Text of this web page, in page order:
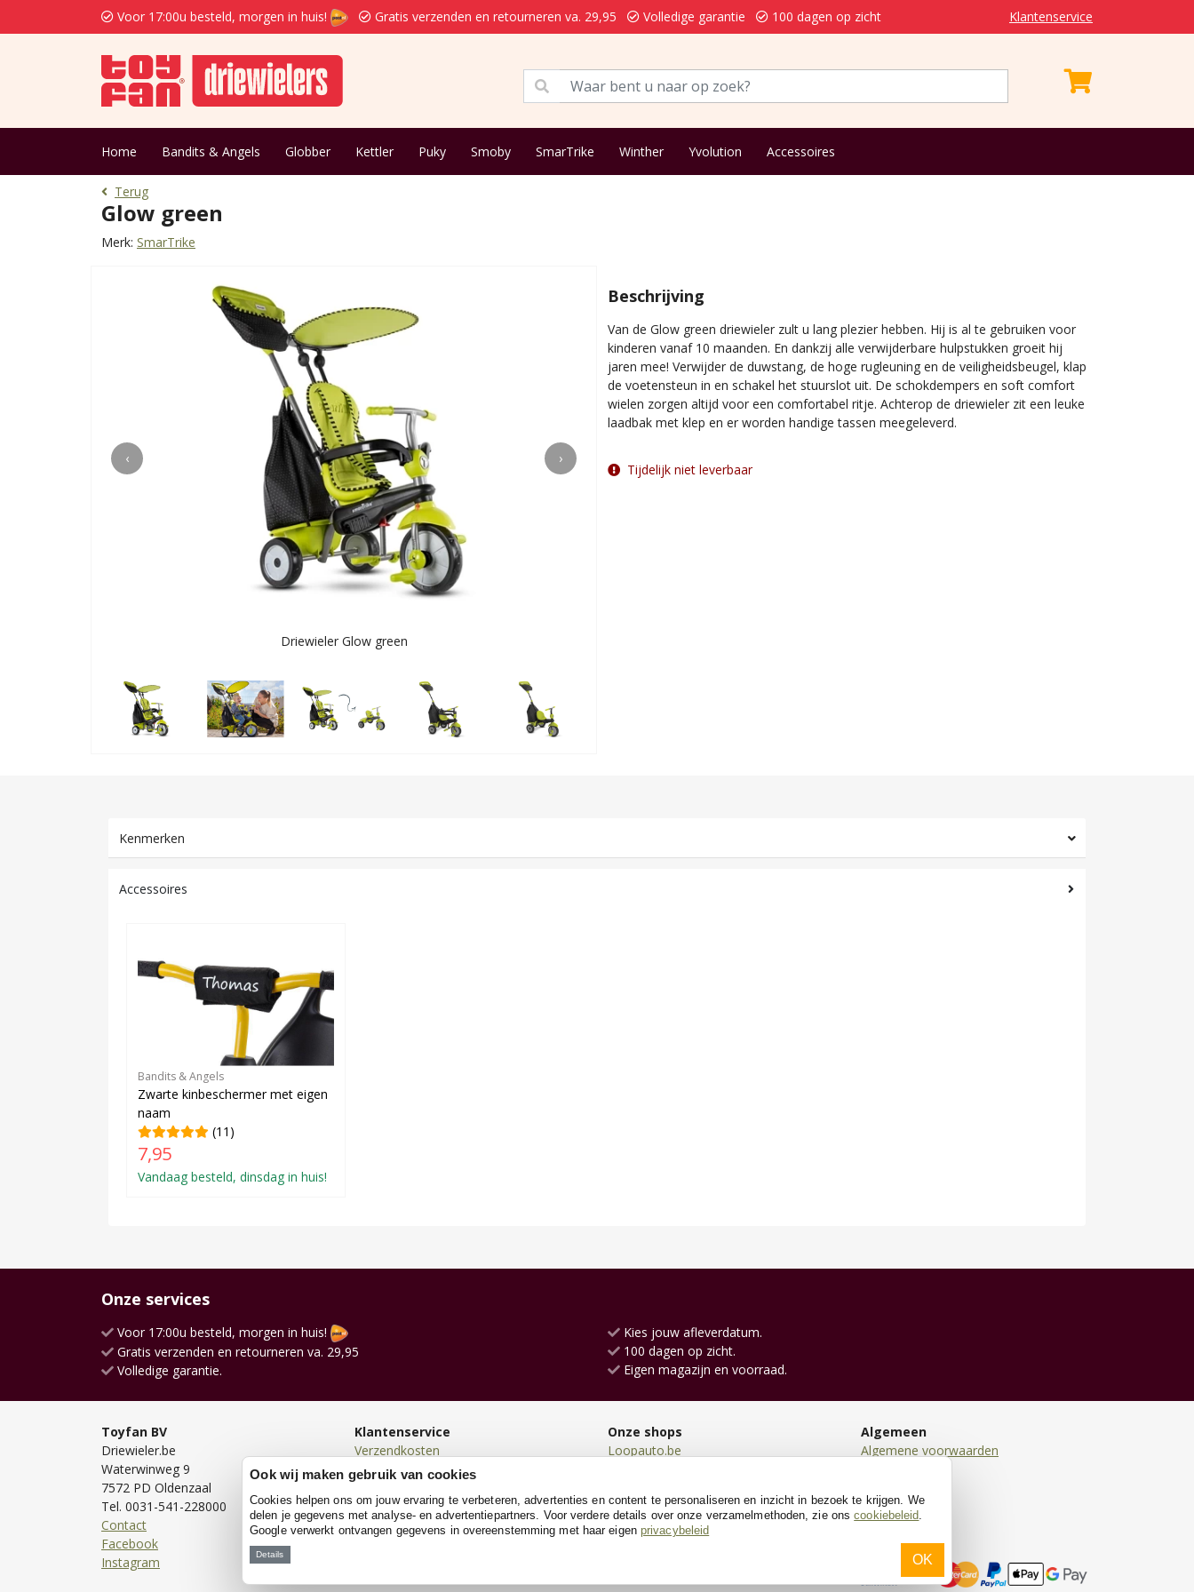
Voor 17:00u besteld, morgen in huis! Gratis verzenden en retourneren va. 29,95 Volledige garantie 100 dagen op zicht Klantenservice
Home Bandits & Angels Globber Kettler Puky Smoby SmarTrike Winther Yvolution Accessoires
Terug
Glow green
Merk: SmarTrike
‹ ›
Driewieler Glow green
Beschrijving
Van de Glow green driewieler zult u lang plezier hebben. Hij is al te gebruiken voor
kinderen vanaf 10 maanden. En dankzij alle verwijderbare hulpstukken groeit hij
jaren mee! Verwijder de duwstang, de hoge rugleuning en de veiligheidsbeugel, klap
de voetensteun in en schakel het stuurslot uit. De schokdempers en soft comfort
wielen zorgen altijd voor een comfortabel ritje. Achterop de driewieler zit een leuke
laadbak met klep en er worden handige tassen meegeleverd.
Tijdelijk niet leverbaar
Kenmerken
Accessoires
Bandits & Angels
Zwarte kinbeschermer met eigen
naam
(11)
7,95
Vandaag besteld, dinsdag in huis!
Onze services
Voor 17:00u besteld, morgen in huis!
Gratis verzenden en retourneren va. 29,95
Volledige garantie.
Kies jouw afleverdatum.
100 dagen op zicht.
Eigen magazijn en voorraad.
Toyfan BV
Driewieler.be
Waterwinweg 9
7572 PD Oldenzaal
Tel. 0031-541-228000
Contact
Facebook
Instagram
Klantenservice
Verzendkosten
Bezorgen
Betalen
Retourneren
Onze shops
Loopauto.be
Kindersteppen.be
Kinderkeukens.be
Algemeen
Algemene voorwaarden
Cookies
Ook wij maken gebruik van cookies
Cookies helpen ons om jouw ervaring te verbeteren, advertenties en content te personaliseren en inzicht in bezoek te krijgen. We
delen je gegevens met analyse- en advertentiepartners. Voor verdere details over onze verzamelmethoden, zie onscookiebeleid
Google verwerkt ontvangen gegevens in overeenstemming met haar eigen privacybeleid
Details OK